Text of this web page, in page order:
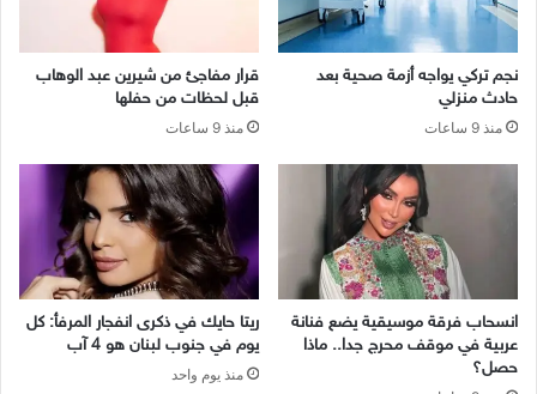
نجم تركي يواجه أزمة صحية بعد
حادث منزلي
منذ 9 ساعات
قرار مفاجئ من شيرين عبد الوهاب
قبل لحظات من حفلها
منذ 9 ساعات
انسحاب فرقة موسيقية يضع فنانة
عربية في موقف محرج جدا.. ماذا
حصل؟
ريتا حايك في ذكرى انفجار المرفأ: كل
يوم في جنوب لبنان هو 4 آب
منذ يوم واحد